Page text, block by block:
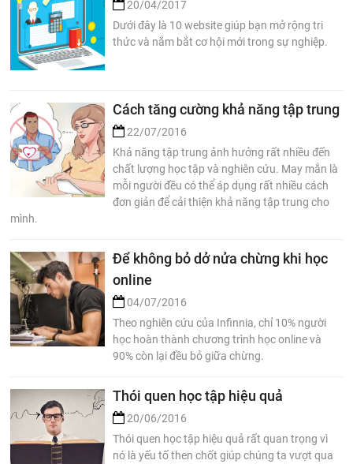
20/04/2017
Dưới đây là 10 website giúp bạn mở rộng tri
thức và nắm bắt cơ hội mới trong sự nghiệp.
Cách tăng cường khả năng tập trung
22/07/2016
Khả năng tập trung ảnh hưởng rất nhiều đến
chất lượng học tập và nghiên cứu. May mắn là
mỗi người đều có thể áp dụng rất nhiều cách
đơn giản để cải thiện khả năng tập trung cho
mình.
Để không bỏ dở nửa chừng khi học
online
04/07/2016
Theo nghiên cứu của Infinnia, chỉ 10% người
học hoàn thành chương trình học online và
90% còn lại đều bỏ giữa chừng.
Thói quen học tập hiệu quả
20/06/2016
Thói quen học tập hiệu quả rất quan trọng vì
nó là yếu tố then chốt giúp chúng ta vượt qua